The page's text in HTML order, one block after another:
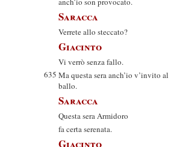
Saracca
Verrete allo steccato?
Giacinto
Vi verrò senza fallo.
635 Ma questa sera anch’io v’invito al
ballo.
Saracca
Questa sera Armidoro
fa certa serenata.
Giacinto